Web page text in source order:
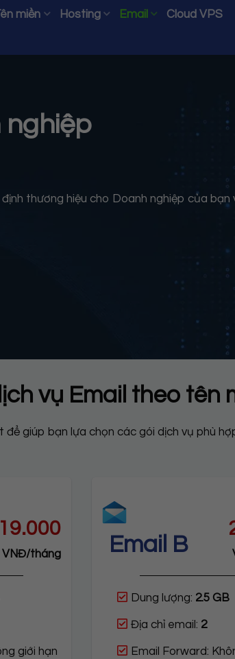
miền Hosting Email Cloud VPS
nghiệp
thương hiệu cho Doanh nghiệp của bạn
vụ Email theo tên
để giúp bạn lựa chọn các gói dịch vụ phù
19.000
VNĐ/tháng
giới hạn
Email B
Dung lượng: 2.5 GB
Địa chỉ email: 2
Email Forward: